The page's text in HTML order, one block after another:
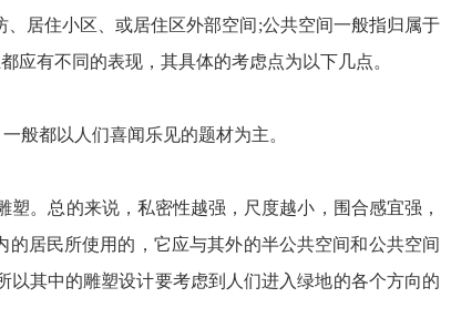
居住小区、或居住区外部空间;公共空间一般指归属于
有不同的表现，其具体的考虑点为以下几点。
般都以人们喜闻乐见的题材为主。
。总的来说，私密性越强，尺度越小，围合感宜强，
居民所使用的，它应与其外的半公共空间和公共空间
其中的雕塑设计要考虑到人们进入绿地的各个方向的